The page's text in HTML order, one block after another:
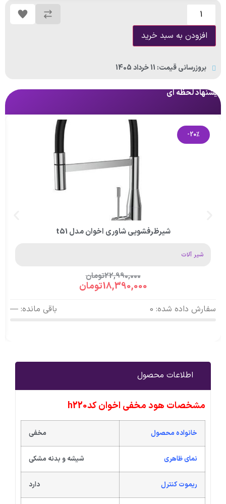
پیشنهاد لحظه ای
-20%
شیرظرفشویی شاوری اخوان مدل t51
شیر آلات
22,990,000تومان
18,390,000تومان
سفارش داده شده: 0 باقی مانده: —
افزودن به سبد خرید
بروزرسانی قیمت: 11 خرداد 1405
اطلاعات محصول
مشخصات هود مخفی اخوان کدh220
خانواده محصول مخفی
نمای ظاهری شیشه و بدنه مشکی
ریموت کنترل دارد